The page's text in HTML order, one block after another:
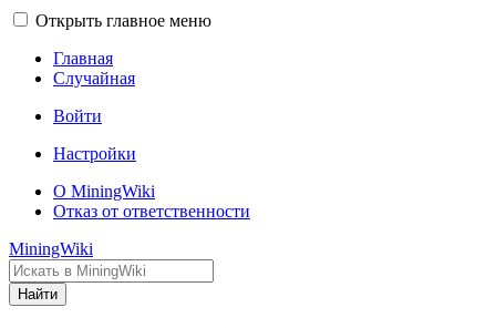
Открыть главное меню
Главная
Случайная
Войти
Настройки
О MiningWiki
Отказ от ответственности
MiningWiki
Найти